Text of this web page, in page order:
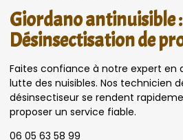
Giordano antinuisible :
Désinsectisation de
Faites confiance à notre expert en
lutte des nuisibles. Nos technicien
désinsectiseur se rendent
proposer un service fiable.
06 05 63 58 99